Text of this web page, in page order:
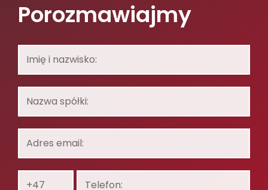
Porozmawiajmy
nazwisko:
spółki:
email: